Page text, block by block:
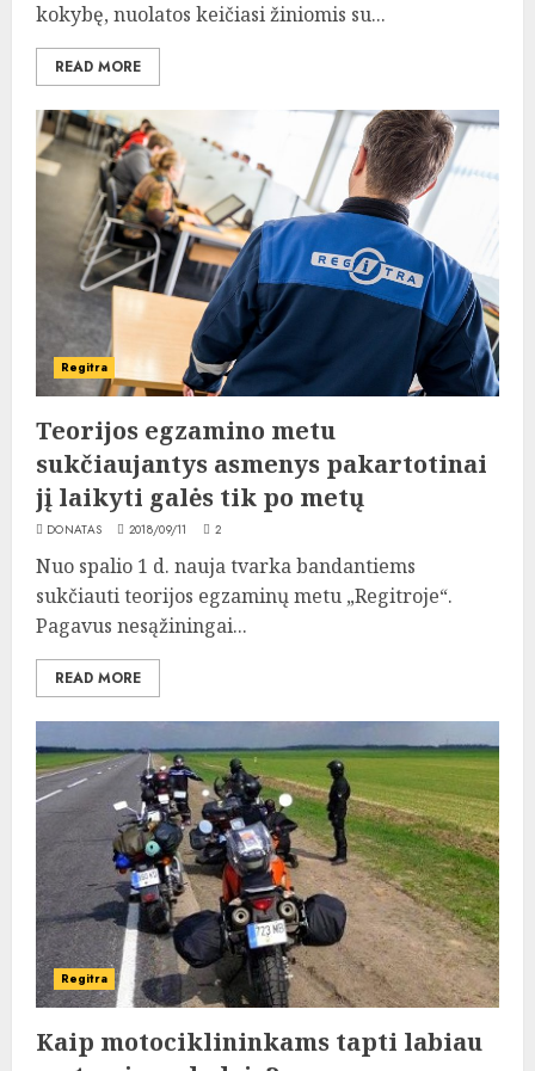
kokybę, nuolatos keičiasi žiniomis su...
READ MORE
Regitra
Teorijos egzamino metu
sukčiaujantys asmenys pakartotinai
jį laikyti galės tik po metų
DONATAS 2018/09/11 2
Nuo spalio 1 d. nauja tvarka bandantiems
sukčiauti teorijos egzaminų metu „Regitroje“.
Pagavus nesąžiningai...
READ MORE
Regitra
Kaip motociklininkams tapti labiau